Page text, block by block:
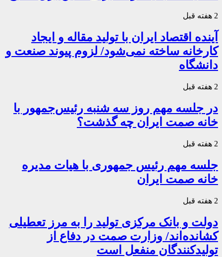
2 هفته قبل
آینده اقتصاد ایران با تولید مقاله و ایجاد
کارخانه ساخته نمی‌شود/ لزوم پیوند صنعت و
دانشگاه
2 هفته قبل
در جلسه مهم روز سه شنبه رئیس‌جمهور با
خانه صمت ایران چه گذشت؟
2 هفته قبل
جلسه مهم رئیس جمهوری با هیات مدیره
خانه صمت ایران
2 هفته قبل
دولت و بانک مرکزی تولید را به مرز تعطیلی
کشانده‌اند/ وزارت صمت در دفاع از
تولیدکنندگان منفعل است